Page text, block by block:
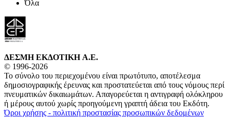
Όλα
ΔΕΣΜΗ ΕΚΔΟΤΙΚΗ A.E.
© 1996-2026
Το σύνολο του περιεχομένου είναι πρωτότυπο, αποτέλεσμα
δημοσιογραφικής έρευνας και προστατεύεται από τους νόμους περί
πνευματικών δικαιωμάτων. Απαγορεύεται η αντιγραφή ολόκληρου
ή μέρους αυτού χωρίς προηγούμενη γραπτή άδεια του Εκδότη.
Όροι χρήσης - πολιτική προστασίας προσωπικών δεδομένων